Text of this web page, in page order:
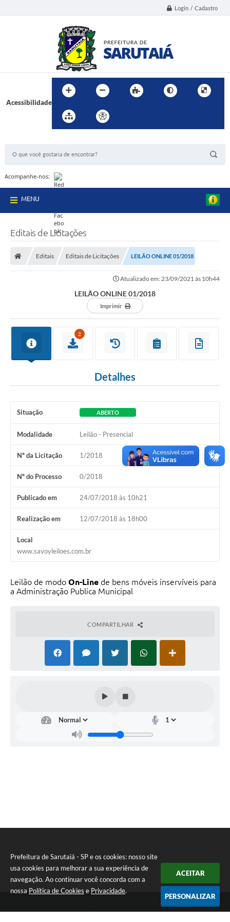
Prefeitura de Sarutaiá - SP e os cookies: nosso site
usa cookies para melhorar a sua experiência de
navegação. Ao continuar você concorda com a
nossa Política de Cookies e Privacidade.
ACEITAR
PERSONALIZAR
Login / Cadastro
Acessibilidade
Acompanhe-nos:
MENU
Editais de Licitações
Editais Editais de Licitações LEILÃO ONLINE 01/2018
Atualizado em: 23/09/2021 às 10h44
LEILÃO ONLINE 01/2018
Imprimir
2
Detalhes
Situação ABERTO
Modalidade Leilão - Presencial
Nº da Licitação 1/2018
Nº do Processo 0/2018
Publicado em 24/07/2018 às 10h21
Realização em 12/07/2018 às 18h00
Local
www.savoyleiloes.com.br
Leilão de modo On-Line de bens móveis inservíveis para
a Administração Publica Municipal
COMPARTILHAR
Telefone: (14) 33871900